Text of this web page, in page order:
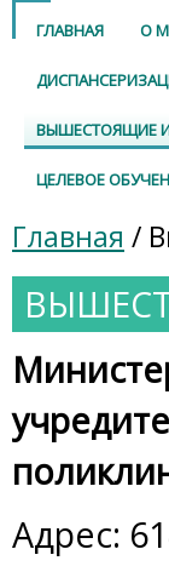
ГЛАВНАЯ О
ВЫШЕСТОЯЩИЕ
ЦЕЛЕВОЕ
Главная /
Адрес: